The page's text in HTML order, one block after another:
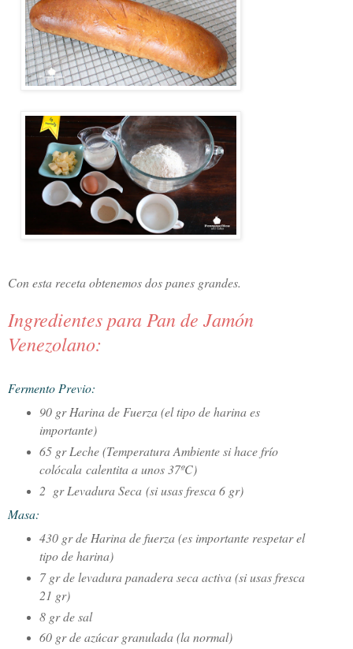
Con esta receta obtenemos dos panes grandes.
Ingredientes para Pan de Jamón
Venezolano:
Fermento Previo:
90 gr Harina de Fuerza (el tipo de harina es
importante)
65 gr Leche (Temperatura Ambiente si hace frío
colócala calentita a unos 37ºC)
2 gr Levadura Seca (si usas fresca 6 gr)
Masa:
430 gr de Harina de fuerza (es importante respetar el
tipo de harina)
7 gr de levadura panadera seca activa (si usas fresca
21 gr)
8 gr de sal
60 gr de azúcar granulada (la normal)